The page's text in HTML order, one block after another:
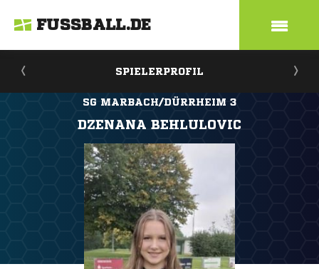
FUSSBALL.DE
SPIELERPROFIL
SG MARBACH/DÜRRHEIM 3
DZENANA BEHLULOVIC